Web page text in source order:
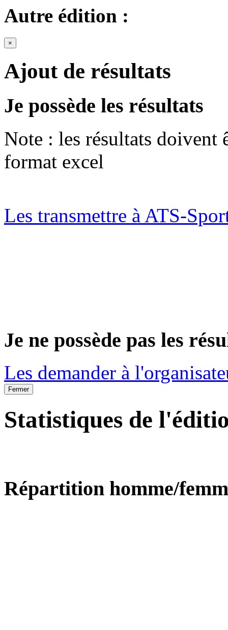
Autre édition :
×
Ajout de résultats
Je possède les résultats
Note : les résultats doivent
format excel
Les transmettre à ATS-
Je ne possède pas les
Les demander à
Fermer
Statistiques de
Répartition homme/